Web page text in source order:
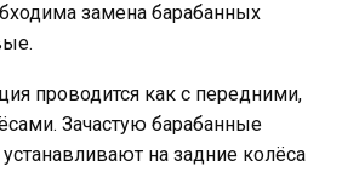
замена барабанных
проводится как с передними,
Зачастую барабанные
на задние колёса